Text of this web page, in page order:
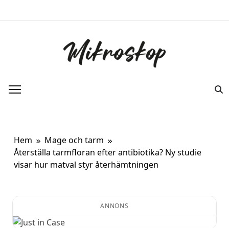
Hem
Mage och tarm
Återställa tarmfloran efter antibiotika? Ny studie
visar hur matval styr återhämtningen
ANNONS